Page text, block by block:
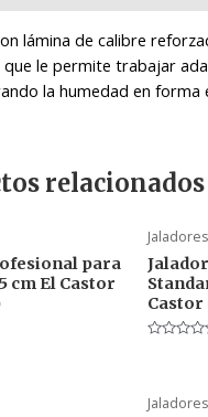
lámina de calibre
le permite trabajar
la humedad en forma
relacionados
para
cm El Castor
Jaladores
Castor
5
Jaladores